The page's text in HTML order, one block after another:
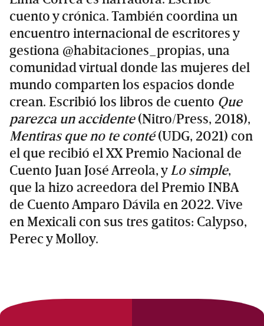
cuento y crónica. También coordina un
encuentro internacional de escritores y
gestiona @habitaciones_propias, una
comunidad virtual donde las mujeres del
mundo comparten los espacios donde
crean. Escribió los libros de cuento Que
parezca un accidente(Nitro/Press, 2018),
Mentiras que no te conté(UDG, 2021) con
el que recibió el XX Premio Nacional de
Cuento Juan José Arreola, yLo simple,
que la hizo acreedora del Premio INBA
de Cuento Amparo Dávila en 2022. Vive
en Mexicali con sus tres gatitos: Calypso,
Perec y Molloy.
Primary
Sidebar